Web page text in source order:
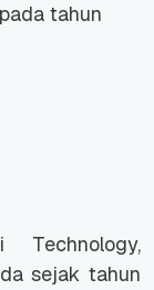
tahun
sejak tahun